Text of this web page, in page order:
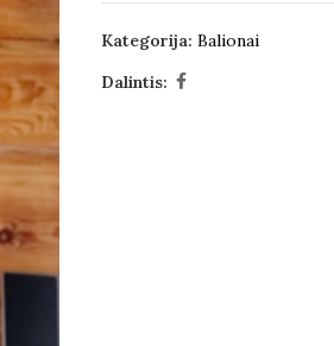
Kategorija: Balionai
Dalintis: